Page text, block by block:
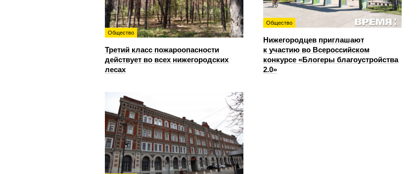
Общество
Нижегородцев приглашают
к участию во Всероссийском
конкурсе «Блогеры благоустройства
2.0»
Общество
Третий класс пожароопасности
действует во всех нижегородских
лесах